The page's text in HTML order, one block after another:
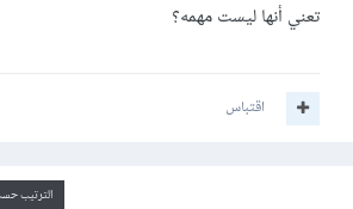
تعني أنها ليست مهمه؟
اقتباس
الترتيب